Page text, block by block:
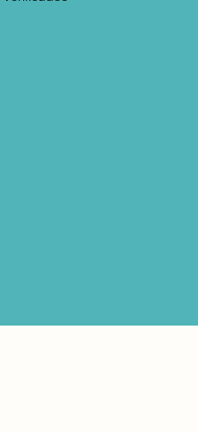
y actualizaciones.